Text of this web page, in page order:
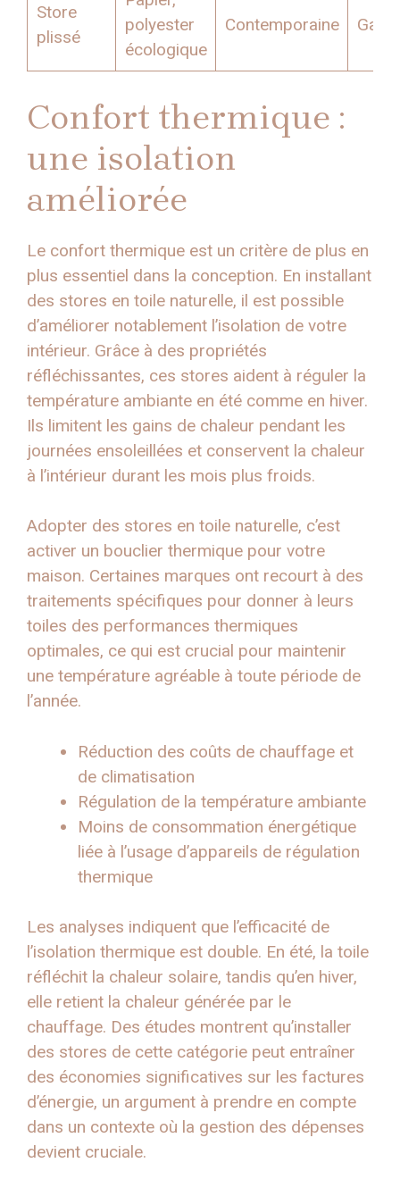
Store
plissé
polyester
écologique
Contemporaine Gain
Confort thermique :
une isolation
améliorée
Le confort thermique est un critère de plus en
plus essentiel dans la conception. En installant
des stores en toile naturelle, il est possible
d’améliorer notablement l’isolation de votre
intérieur. Grâce à des propriétés
réfléchissantes, ces stores aident à réguler la
température ambiante en été comme en hiver.
Ils limitent les gains de chaleur pendant les
journées ensoleillées et conservent la chaleur
à l’intérieur durant les mois plus froids.
Adopter des stores en toile naturelle, c’est
activer un bouclier thermique pour votre
maison. Certaines marques ont recourt à des
traitements spécifiques pour donner à leurs
toiles des performances thermiques
optimales, ce qui est crucial pour maintenir
une température agréable à toute période de
l’année.
Réduction des coûts de chauffage et
de climatisation
Régulation de la température ambiante
Moins de consommation énergétique
liée à l’usage d’appareils de régulation
thermique
Les analyses indiquent que l’efficacité de
l’isolation thermique est double. En été, la toile
réfléchit la chaleur solaire, tandis qu’en hiver,
elle retient la chaleur générée par le
chauffage. Des études montrent qu’installer
des stores de cette catégorie peut entraîner
des économies significatives sur les factures
d’énergie, un argument à prendre en compte
dans un contexte où la gestion des dépenses
devient cruciale.